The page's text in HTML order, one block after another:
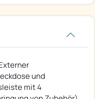
und
mit 4